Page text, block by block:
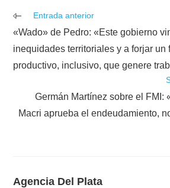
Leer
artículos
Entrada anterior
«Wado» de Pedro: «Este gobierno
inequidades territoriales y a forjar un
productivo, inclusivo, que genere
Germán Martínez sobre el FMI:
Macri aprueba el endeudamiento,
Agencia Del Plata